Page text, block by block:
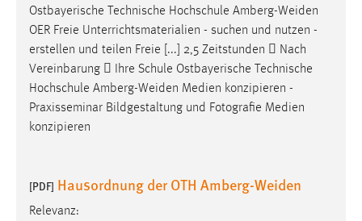
Ostbayerische Technische Hochschule Amberg-Weiden
OER Freie Unterrichtsmaterialien - suchen und nutzen -
erstellen und teilen Freie [...] 2,5 Zeitstunden  Nach
Vereinbarung  Ihre Schule Ostbayerische Technische
Hochschule Amberg-Weiden Medien konzipieren -
Praxisseminar Bildgestaltung und Fotografie Medien
konzipieren
[PDF] Hausordnung der OTH Amberg-Weiden
Relevanz: